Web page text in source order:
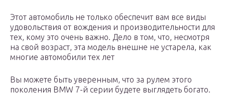
Этот автомобиль не только обеспечит вам все виды
удовольствия от вождения и производительности для
тех, кому это очень важно. Дело в том, что, несмотря
на свой возраст, эта модель внешне не устарела, как
многие автомобили тех лет
Вы можете быть уверенным, что за рулем этого
поколения BMW 7-й серии будете выглядеть богато.